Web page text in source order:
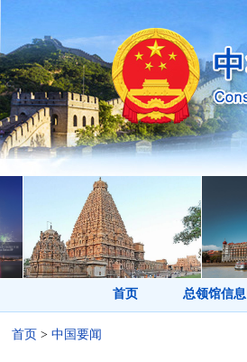
首页 总领馆信息
首页 > 中国要闻